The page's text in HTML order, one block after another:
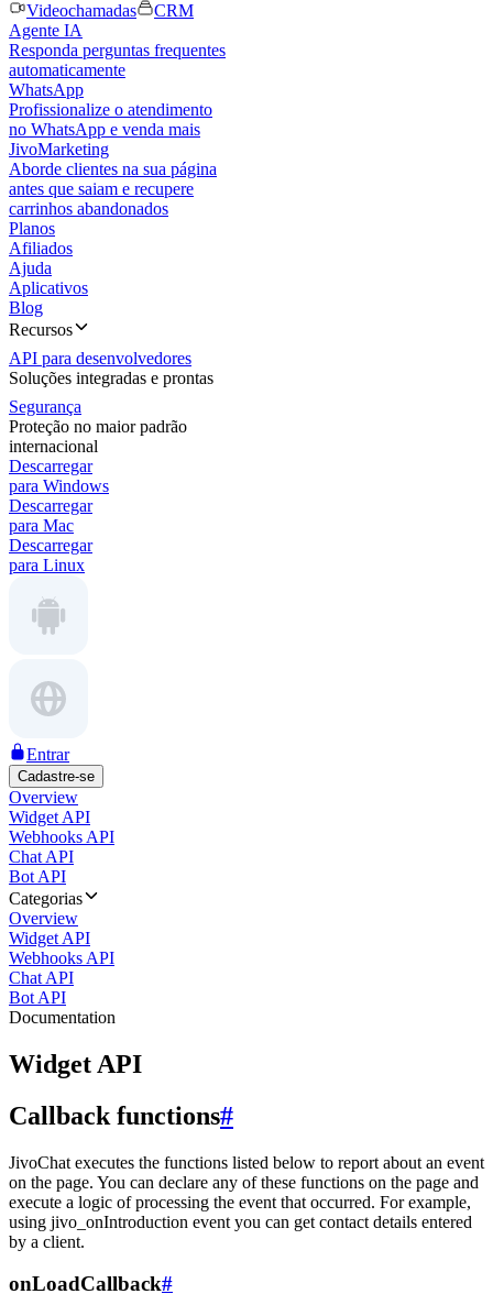
Videochamadas
CRM
Agente IA
Responda perguntas frequentes
automaticamente
WhatsApp
Profissionalize o atendimento
no WhatsApp e venda mais
JivoMarketing
Aborde clientes na sua página
antes que saiam e recupere
carrinhos abandonados
Planos
Afiliados
Ajuda
Aplicativos
Blog
Recursos
API para desenvolvedores
Soluções integradas e prontas
Segurança
Proteção no maior padrão
internacional
Descarregar
para Windows
Descarregar
para Mac
Descarregar
para Linux
Entrar
Cadastre-se
Overview
Widget API
Webhooks API
Chat API
Bot API
Categorias
Overview
Widget API
Webhooks API
Chat API
Bot API
Documentation
Widget API
Callback functions#
JivoChat executes the functions listed below to report about an event
on the page. You can declare any of these functions on the page and
execute a logic of processing the event that occurred. For example,
using jivo_onIntroduction event you can get contact details entered
by a client.
onLoadCallback#